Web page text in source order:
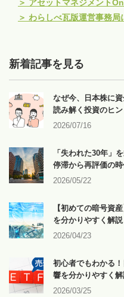
＞ アセットマネジメント
＞ わらしべ瓦版運営事務局
新着記事を見る
なぜ今、日本株に
読み解く投資のヒ
2026/07/16
「失われた30年」
停滞から再評価の
2026/05/22
【初めての暗号資
を分かりやすく解説
2026/04/23
初心者でもわかる
響を分かりやすく
2026/03/25